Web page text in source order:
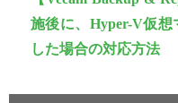
施後に、Hyper-V仮
した場合の対応方法